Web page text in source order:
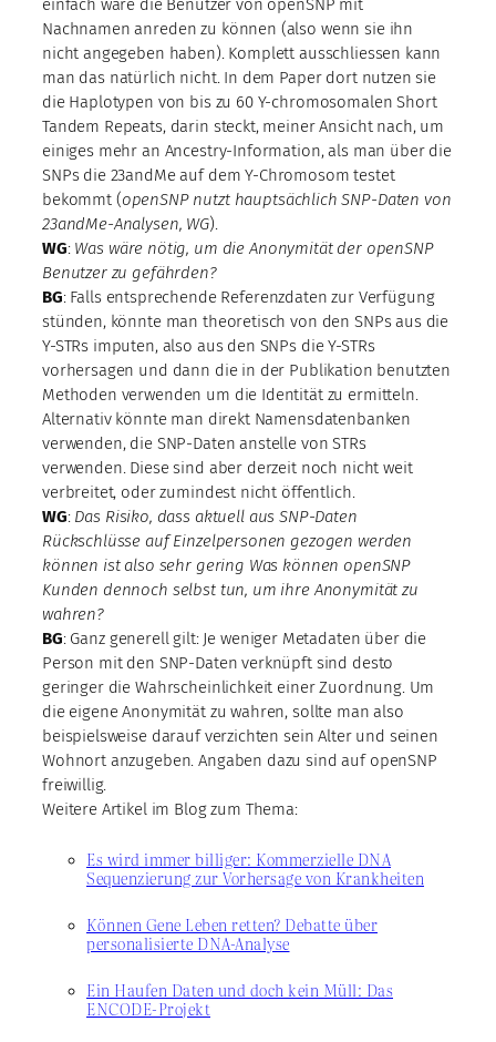
einfach wäre die Benutzer von openSNP mit
Nachnamen anreden zu können (also wenn sie ihn
nicht angegeben haben). Komplett ausschliessen kann
man das natürlich nicht. In dem Paper dort nutzen sie
die Haplotypen von bis zu 60 Y-chromosomalen Short
Tandem Repeats, darin steckt, meiner Ansicht nach, um
einiges mehr an Ancestry-Information, als man über die
SNPs die 23andMe auf dem Y-Chromosom testet
bekommt (openSNP nutzt hauptsächlich SNP-Daten von
23andMe-Analysen, WG).
WG: Was wäre nötig, um die Anonymität der openSNP
Benutzer zu gefährden?
BG: Falls entsprechende Referenzdaten zur Verfügung
stünden, könnte man theoretisch von den SNPs aus die
Y-STRs imputen, also aus den SNPs die Y-STRs
vorhersagen und dann die in der Publikation benutzten
Methoden verwenden um die Identität zu ermitteln.
Alternativ könnte man direkt Namensdatenbanken
verwenden, die SNP-Daten anstelle von STRs
verwenden. Diese sind aber derzeit noch nicht weit
verbreitet, oder zumindest nicht öffentlich.
WG: Das Risiko, dass aktuell aus SNP-Daten
Rückschlüsse auf Einzelpersonen gezogen werden
können ist also sehr gering Was können openSNP
Kunden dennoch selbst tun, um ihre Anonymität zu
wahren?
BG: Ganz generell gilt: Je weniger Metadaten über die
Person mit den SNP-Daten verknüpft sind desto
geringer die Wahrscheinlichkeit einer Zuordnung. Um
die eigene Anonymität zu wahren, sollte man also
beispielsweise darauf verzichten sein Alter und seinen
Wohnort anzugeben. Angaben dazu sind auf openSNP
freiwillig.
Weitere Artikel im Blog zum Thema:
Es wird immer billiger: Kommerzielle DNA
Sequenzierung zur Vorhersage von Krankheiten
Können Gene Leben retten? Debatte über
personalisierte DNA-Analyse
Ein Haufen Daten und doch kein Müll: Das
ENCODE-Projekt